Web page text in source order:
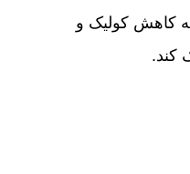
کاهش کولیک و
کند.